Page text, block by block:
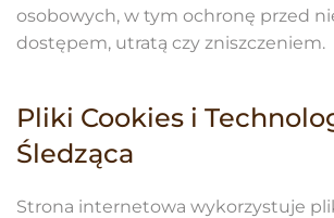
osobowych, w tym ochronę przed
dostępem, utratą czy zniszczeniem.
Pliki Cookies i
Śledząca
Strona internetowa wykorzystuje